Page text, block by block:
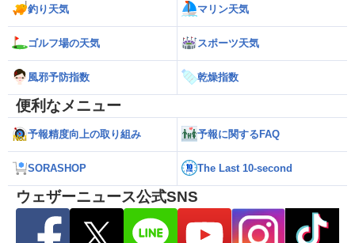
釣り天気 マリン天気
ゴルフ場の天気 スポーツ天気
風邪予防指数 乾燥指数
便利なメニュー
予報精度向上の取り組み 予報に関するFAQ
SORASHOP The Last 10-second
ウェザーニュース公式SNS